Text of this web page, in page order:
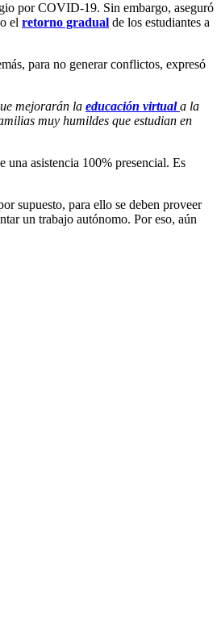
por COVID-19. Sin embargo, aseguró
el retorno gradual de los estudiantes a
para no generar conflictos, expresó
mejorarán la educación virtual a la
muy humildes que estudian en
una asistencia 100% presencial. Es
supuesto, para ello se deben proveer
un trabajo autónomo. Por eso, aún